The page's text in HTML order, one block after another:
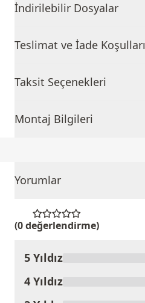
İndirilebilir Dosyalar
Teslimat ve İade Koşulları
Taksit Seçenekleri
Montaj Bilgileri
Yorumlar
(0 değerlendirme)
Ürünü Değerlendir
5 Yıldız
4 Yıldız